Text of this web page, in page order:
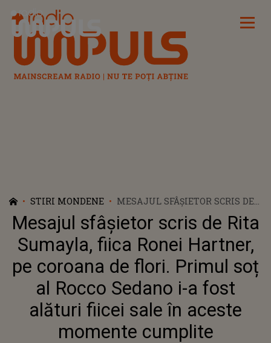
Radio Impuls
STIRI MONDENE
MESAJUL SFÂȘIETOR SCRIS DE
RITA SUMAYLA, FIICA RONEI
HARTNER, PE COROANA DE
FLORI. PRIMUL SOȚ AL ROCCO
SEDANO I-A FOST ALĂTURI
FIICEI SALE ÎN ACESTE
MOMENTE CUMPLITE
Mesajul sfâșietor scris de Rita
Sumayla, fiica Ronei Hartner,
pe coroana de flori. Primul soț
al Rocco Sedano i-a fost
alături fiicei sale în aceste
momente cumplite